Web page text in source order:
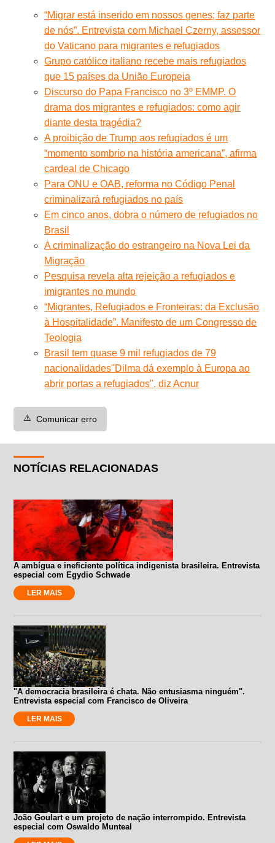
“Migrar está inserido em nossos genes; faz parte
de nós”. Entrevista com Michael Czerny, assessor
do Vaticano para migrantes e refugiados
Grupo católico italiano recebe mais refugiados
que 15 países da União Europeia
Discurso do Papa Francisco no 3º EMMP. O
drama dos migrantes e refugiados: como agir
diante desta tragédia?
A proibição de Trump aos refugiados é um
“momento sombrio na história americana”, afirma
cardeal de Chicago
Para ONU e OAB, reforma no Código Penal
criminalizará refugiados no país
Em cinco anos, dobra o número de refugiados no
Brasil
A criminalização do estrangeiro na Nova Lei da
Migração
Pesquisa revela alta rejeição a refugiados e
imigrantes no mundo
“Migrantes, Refugiados e Fronteiras: da Exclusão
à Hospitalidade”. Manifesto de um Congresso de
Teologia
Brasil tem quase 9 mil refugiados de 79
nacionalidades"Dilma dá exemplo à Europa ao
abrir portas a refugiados", diz Acnur
⚠️ Comunicar erro
NOTÍCIAS RELACIONADAS
A ambígua e ineficiente política indigenista brasileira. Entrevista
especial com Egydio Schwade
LER MAIS
"A democracia brasileira é chata. Não entusiasma ninguém".
Entrevista especial com Francisco de Oliveira
LER MAIS
João Goulart e um projeto de nação interrompido. Entrevista
especial com Oswaldo Munteal